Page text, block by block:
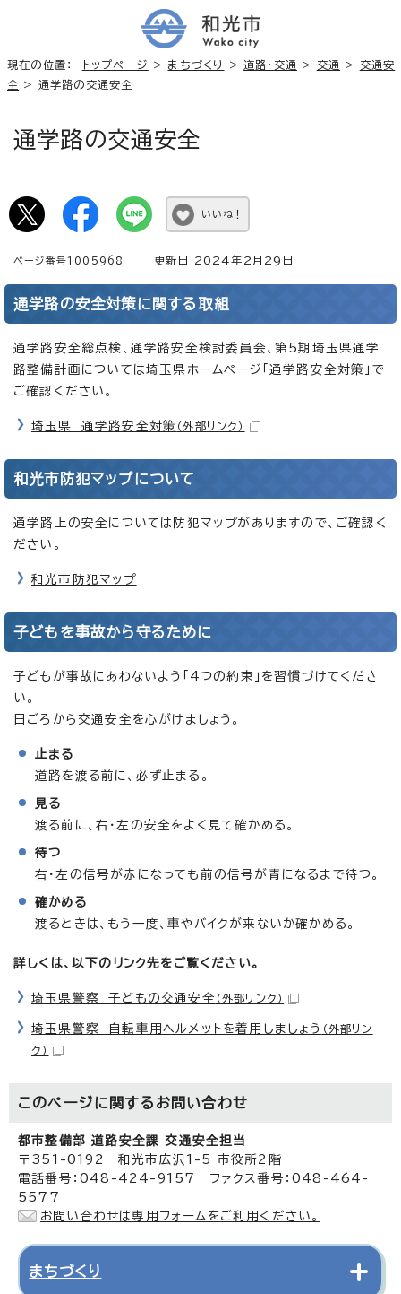
現在の位置： トップページ > まちづくり >道路・交通 > 交通 >
交通安
全 > 通学路の交通安全
通学路の交通安全
いいね！
ページ番号1005968 更新日 2024年2月29日
通学路の安全対策に関する取組
通学路安全総点検、通学路安全検討委員会、第5期埼玉県通学
路整備計画については埼玉県ホームページ「通学路安全対策」で
ご確認ください。
埼玉県 通学路安全対策 （外部リンク）
和光市防犯マップについて
通学路上の安全については防犯マップがありますので、ご確認く
ださい。
和光市防犯マップ
子どもを事故から守るために
子どもが事故にあわないよう「4つの約束」を習慣づけてくださ
い。
日ごろから交通安全を心がけましょう。
止まる
道路を渡る前に、必ず止まる。
見る
渡る前に、右・左の安全をよく見て確かめる。
待つ
右・左の信号が赤になっても前の信号が青になるまで待つ。
確かめる
渡るときは、もう一度、車やバイクが来ないか確かめる。
詳しくは、以下のリンク先をご覧ください。
埼玉県警察 子どもの交通安全 （外部リンク）
埼玉県警察 自転車用ヘルメットを着用しましょう （外部リン
ク）
このページに関する お問い合わせ
都市整備部 道路安全課 交通安全担当
〒351-0192 和光市広沢1-5 市役所2階
電話番号：048-424-9157 ファクス番号：048-464-
5577
お問い合わせは専用フォームをご利用ください。
まちづくり